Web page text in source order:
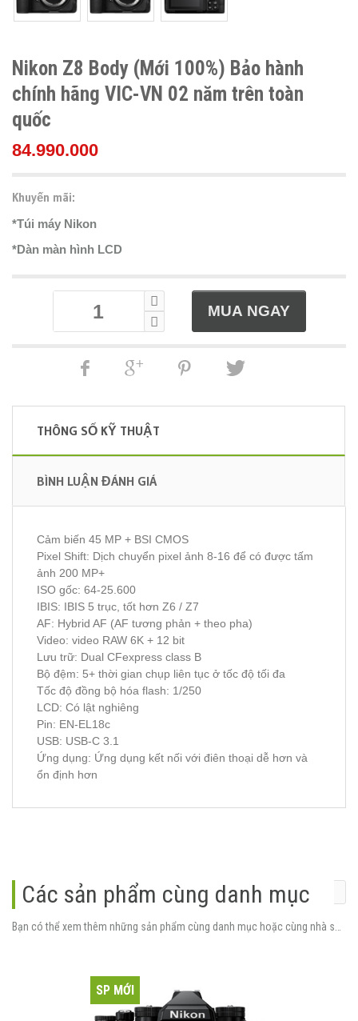
Nikon Z8 Body (Mới 100%) Bảo hành
chính hãng VIC-VN 02 năm trên toàn
quốc
84.990.000
Khuyến mãi:
*Túi máy Nikon
*Dàn màn hình LCD
THÔNG SỐ KỸ THUẬT
BÌNH LUẬN ĐÁNH GIÁ
​​​​​Cảm biến 45 MP + BSI CMOS
Pixel Shift: Dịch chuyển pixel ảnh 8-16 để có được tấm
ảnh 200 MP+
ISO gốc: 64-25.600
IBIS: IBIS 5 trục, tốt hơn Z6 / Z7
AF: Hybrid AF (AF tương phản + theo pha)
Video: video RAW 6K + 12 bit
Lưu trữ: Dual CFexpress class B
Bộ đệm: 5+ thời gian chụp liên tục ở tốc độ tối đa
Tốc độ đồng bộ hóa flash: 1/250
LCD: Có lật nghiêng
Pin: EN-EL18c
USB: USB-C 3.1
Ứng dụng: Ứng dụng kết nối với điên thoại dễ hơn và
ổn định hơn
Các sản phẩm cùng danh mục
SP MỚI